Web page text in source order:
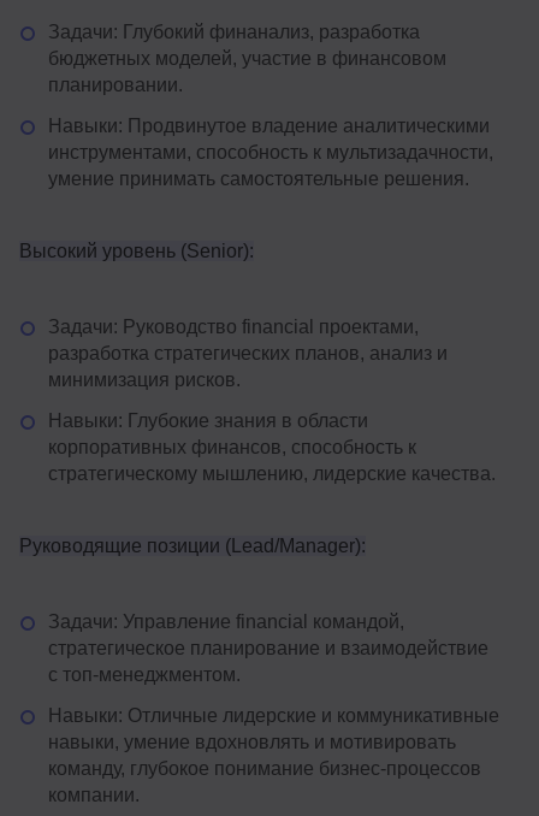
Задачи: Глубокий финанализ, разработка
бюджетных моделей, участие в финансовом
планировании.
Навыки: Продвинутое владение аналитическими
инструментами, способность к мультизадачности,
умение принимать самостоятельные решения.
Высокий уровень (Senior):
Задачи: Руководство financial проектами,
разработка стратегических планов, анализ и
минимизация рисков.
Навыки: Глубокие знания в области
корпоративных финансов, способность к
стратегическому мышлению, лидерские качества.
Руководящие позиции (Lead/Manager):
Задачи: Управление financial командой,
стратегическое планирование и взаимодействие
с топ-менеджментом.
Навыки: Отличные лидерские и коммуникативные
навыки, умение вдохновлять и мотивировать
команду, глубокое понимание бизнес-процессов
компании.